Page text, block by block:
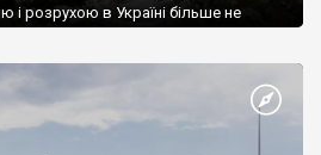
і розрухою в Україні більше не